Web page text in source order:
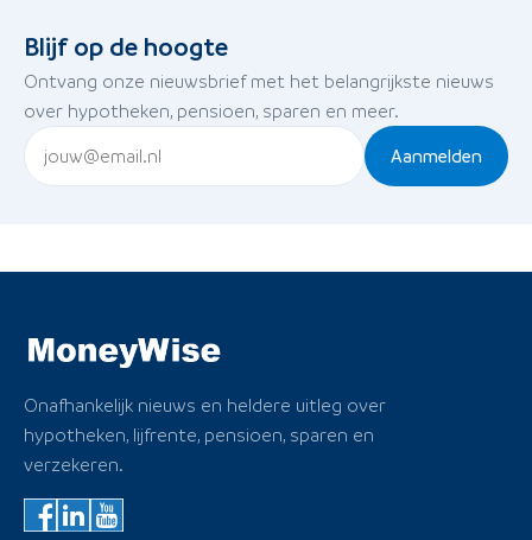
Blijf op de hoogte
Ontvang onze nieuwsbrief met het belangrijkste nieuws
over hypotheken, pensioen, sparen en meer.
Aanmelden
Onafhankelijk nieuws en heldere uitleg over
hypotheken, lijfrente, pensioen, sparen en
verzekeren.